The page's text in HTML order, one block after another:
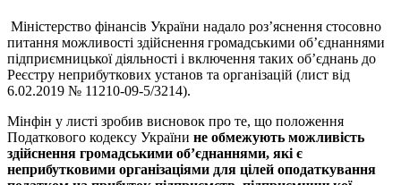
Міністерство фінансів України надало роз’яснення стосовно
питання можливості здійснення громадськими об’єднаннями
підприємницької діяльності і включення таких об’єднань до
Реєстру неприбуткових установ та організацій (лист від
6.02.2019 № 11210-09-5/3214).
Мінфін у листі зробив висновок про те, що положення
Податкового кодексу України не обмежують можливість
здійснення громадськими об’єднаннями, які є
неприбутковими організаціями для цілей оподаткування